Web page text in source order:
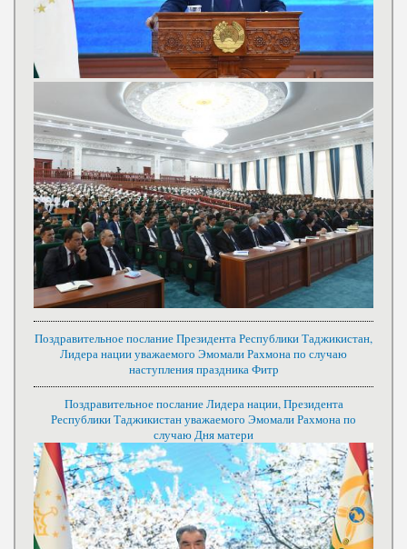
Поздравительное послание Президента Республики Таджикистан,
Лидера нации уважаемого Эмомали Рахмона по случаю
наступления праздника Фитр
Поздравительное послание Лидера нации, Президента
Республики Таджикистан уважаемого Эмомали Рахмона по
случаю Дня матери